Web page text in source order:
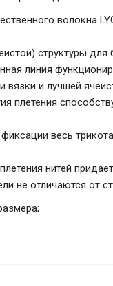
волокна
структуры
линия
вязки и лучшей
плетения
весь
нитей
не отличаются от